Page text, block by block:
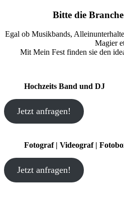
Bitte die
Egal ob Musikbands,
Magier
Mit Mein Fest finden sie den
Hochzeits Band und DJ
Jetzt anfragen!
Fotograf | Videograf |
Jetzt anfragen!